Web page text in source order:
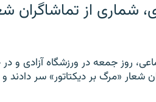
شماری از تماشاگران
روز جمعه در ورزشگاه آزادی و
شعار «مرگ بر دیکتاتور» سر دادند و